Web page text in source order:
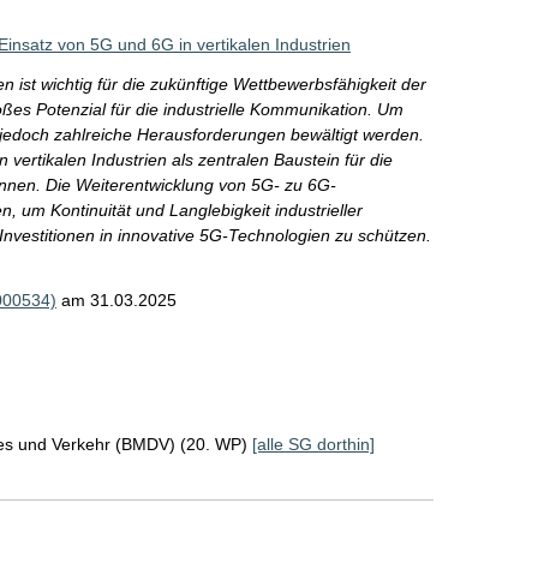
von 5G und 6G in vertikalen Industrien
ist wichtig für die zukünftige Wettbewerbsfähigkeit der
Potenzial für die industrielle Kommunikation. Um
zahlreiche Herausforderungen bewältigt werden.
vertikalen Industrien als zentralen Baustein für die
Die Weiterentwicklung von 5G- zu 6G-
um Kontinuität und Langlebigkeit industrieller
in innovative 5G-Technologien zu schützen.
am 31.03.2025
und Verkehr (BMDV) (20. WP) [alle SG dorthin]